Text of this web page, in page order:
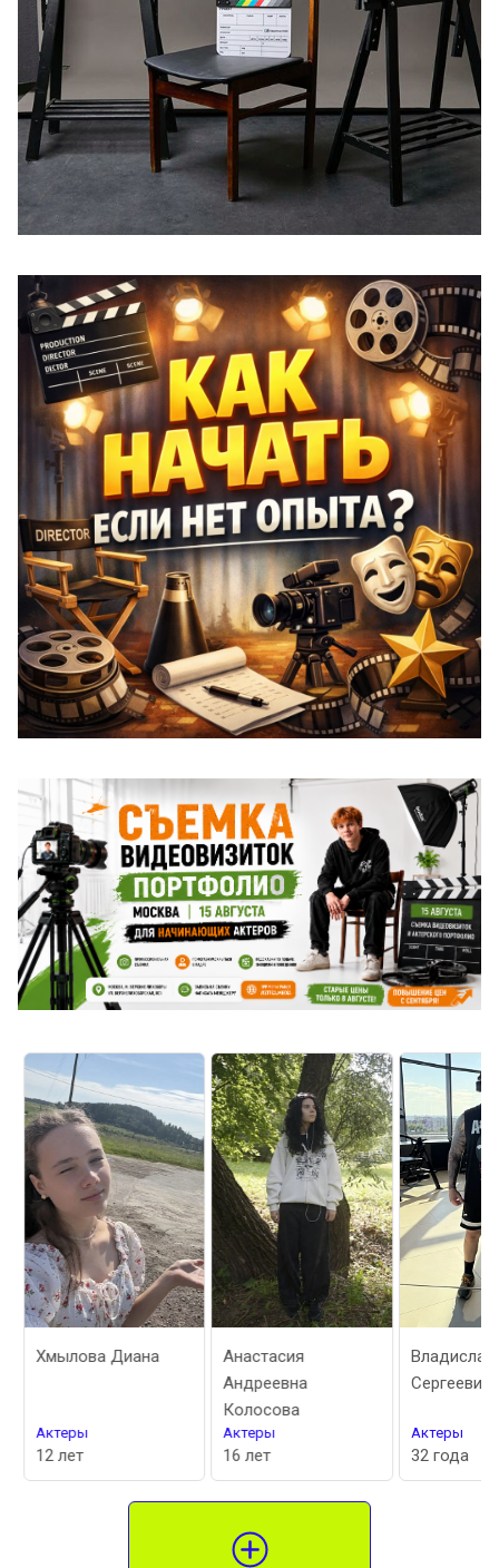
Хмылова Диана
Актеры
12 лет
Анастасия
Андреевна
Колосова
Актеры
16 лет
Владислав
Сергеевич
Актеры
32 года